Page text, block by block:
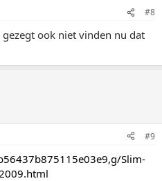
#8
ook niet vinden nu dat
#9
Slim-